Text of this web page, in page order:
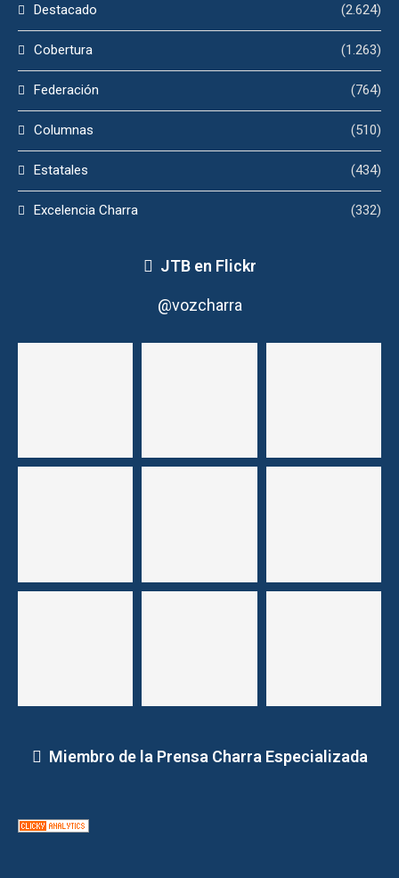
Destacado (2.624)
Cobertura (1.263)
Federación (764)
Columnas (510)
Estatales (434)
Excelencia Charra (332)
JTB en Flickr
@vozcharra
Miembro de la Prensa Charra Especializada